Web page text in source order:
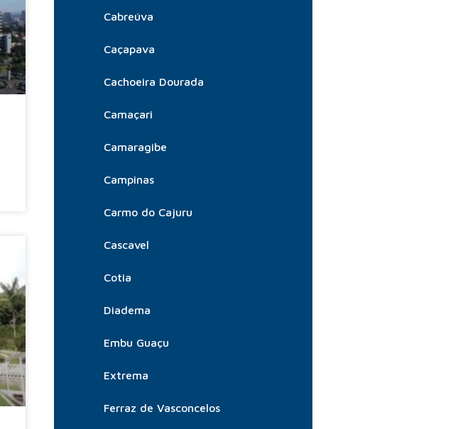
Cabreúva
Caçapava
Cachoeira Dourada
Camaçari
Camaragibe
Campinas
Carmo do Cajuru
Cascavel
Cotia
Diadema
Embu Guaçu
Extrema
Ferraz de Vasconcelos